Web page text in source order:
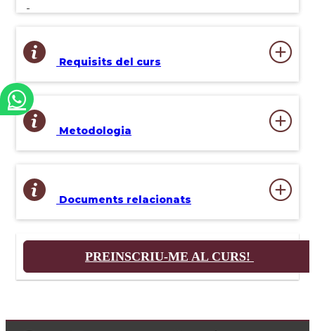
Requisits del curs
Metodologia
Documents relacionats
PREINSCRIU-ME AL CURS!